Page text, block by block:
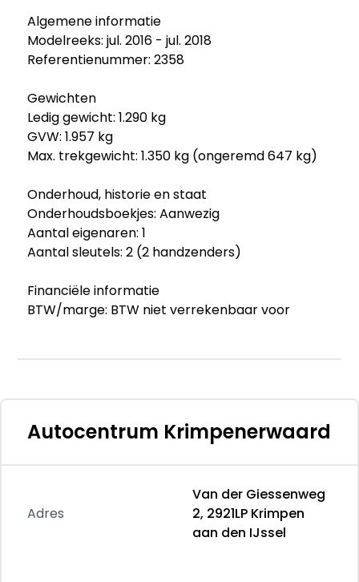
Algemene informatie
Modelreeks: jul. 2016 - jul. 2018
Referentienummer: 2358
Gewichten
Ledig gewicht: 1.290 kg
GVW: 1.957 kg
Max. trekgewicht: 1.350 kg (ongeremd 647 kg)
Onderhoud, historie en staat
Onderhoudsboekjes: Aanwezig
Aantal eigenaren: 1
Aantal sleutels: 2 (2 handzenders)
Financiële informatie
BTW/marge: BTW niet verrekenbaar voor
Afleverpakketten
Optioneel afleverpakket (€ 500): Via Bovag
garantie
maanden); BOVAG 40-Puntencheck
Autocentrum Krimpenerwaard
Adres
Van der Giessenweg
2, 2921LP Krimpen
aan den IJssel